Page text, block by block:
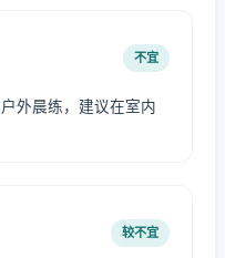
不宜
外晨练，建议在室内
较不宜